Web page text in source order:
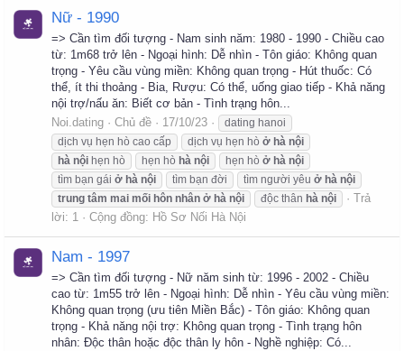
Nữ - 1990
=> Cần tìm đối tượng - Nam sinh năm: 1980 - 1990 - Chiều cao
từ: 1m68 trở lên - Ngoại hình: Dễ nhìn - Tôn giáo: Không quan
trọng - Yêu cầu vùng miền: Không quan trọng - Hút thuốc: Có
thể, ít thi thoảng - Bia, Rượu: Có thể, uống giao tiếp - Khả năng
nội trợ/nấu ăn: Biết cơ bản - Tình trạng hôn...
Noi.dating
Chủ đề 17/10/23
dating hanoi
dịch vụ hẹn hò cao cấp
dịch vụ hẹn hò ở hà nội
hà nội hẹn hò hẹn hò hà nội hẹn hò ở hà nội
tìm bạn gái ở hà nội tìm bạn đời tìm người yêu ở hà nội
trung tâm mai mối hôn nhân ở hà nội độc thân hà nội
Trả
lời: 1
Cộng đồng: Hồ Sơ Nối Hà Nội
Nam - 1997
=> Cần tìm đối tượng - Nữ năm sinh từ: 1996 - 2002 - Chiều
cao từ: 1m55 trở lên - Ngoại hình: Dễ nhìn - Yêu cầu vùng miền:
Không quan trọng (ưu tiên Miền Bắc) - Tôn giáo: Không quan
trọng - Khả năng nội trợ: Không quan trọng - Tình trạng hôn
nhân: Độc thân hoặc độc thân ly hôn - Nghề nghiệp: Có...